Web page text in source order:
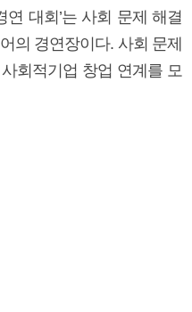
연 대회’는 사회 문제 해결
의 경연장이다. 사회 문제
회적기업 창업 연계를 모